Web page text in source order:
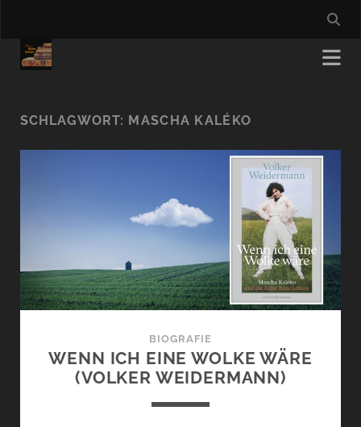
SCHLAGWORT: MASCHA KALÉKO
BIOGRAFIE
WENN ICH EINE WOLKE WÄRE
(VOLKER WEIDERMANN)